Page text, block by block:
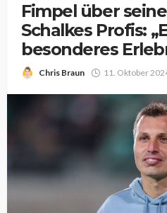
Fimpel über
Schalkes Profis:
besonderes
Chris Braun 11. Oktober